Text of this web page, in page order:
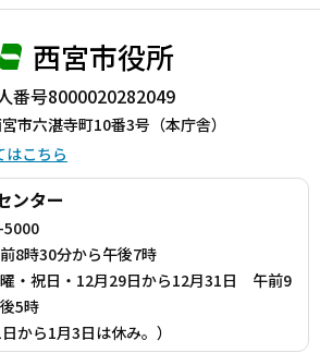
西宮市役所
番号8000020282049
六湛寺町10番3号（本庁舎）
はこちら
ンター
8時30分から午後7時
・祝日・12月29日から12月31日 午前9
5時
から1月3日は休み。）